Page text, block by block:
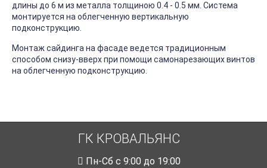
длины до 6 м из металла толщиною 0.4 - 0.5 мм. Система
монтируется на облегченную вертикальную
подконструкцию.
Монтаж сайдинга на фасаде ведется традиционным
способом снизу-вверх при помощи самонарезающих винтов
на облегченную подконструкцию.
ГК КРОВАЛЬЯНС
Пн-Cб с 9:00 до 19:00